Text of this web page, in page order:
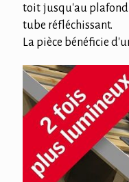
toit jusqu'au plafond
tube réfléchissant.
La pièce bénéficie